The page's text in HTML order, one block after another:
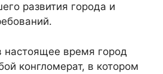
развития города и
настоящее время город
конгломерат, в котором